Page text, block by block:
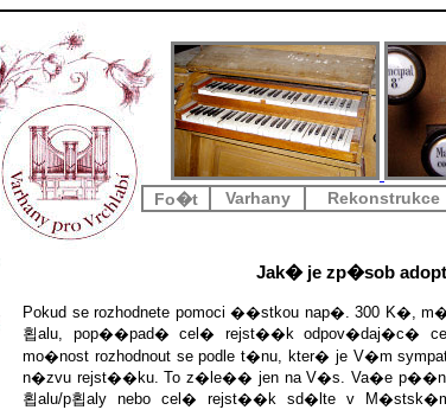
Fo�t Varhany Rekonstrukce
Jak� je zp�sob
Pokud se rozhodnete pomoci ��stkou nap�. 300 K�,
횝alu, pop��pad� cel� rejst��k odpov�daj�c�
mo�nost rozhodnout se podle t�nu, kter� je V�m
n�zvu rejst��ku. To z�le�� jen na V�s. Va�e
횝alu/p횝aly nebo cel� rejst��k sd�lte v